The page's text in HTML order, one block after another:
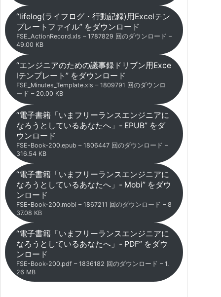
“lifelog(ライフログ・行動記録)用Excelテン
プレートファイル” をダウンロード
FSE_ActionRecord.xls – 1787829 回のダウンロード –
49.00 KB
“エンジニアのための議事録ドリブン用Exce
lテンプレート” をダウンロード
FSE_Minutes_Template.xls – 1809791 回のダウンロ
ード – 20.00 KB
“電子書籍「いまフリーランスエンジニアに
なろうとしているあなたへ」- EPUB” をダ
ウンロード
FSE-Book-200.epub – 1806447 回のダウンロード –
316.54 KB
“電子書籍「いまフリーランスエンジニアに
なろうとしているあなたへ」- Mobi” をダウ
ンロード
FSE-Book-200.mobi – 1867211 回のダウンロード – 8
37.08 KB
“電子書籍「いまフリーランスエンジニアに
なろうとしているあなたへ」- PDF” をダウ
ンロード
FSE-Book-200.pdf – 1836182 回のダウンロード – 1.
26 MB